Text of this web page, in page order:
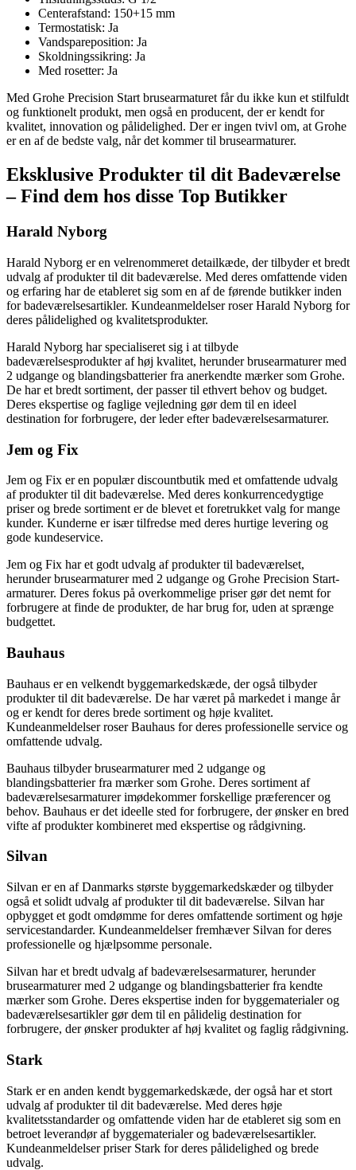
Centerafstand: 150+15 mm
Termostatisk: Ja
Vandspareposition: Ja
Skoldningssikring: Ja
Med rosetter: Ja
Med Grohe Precision Start brusearmaturet får du ikke kun et stilfuldt
og funktionelt produkt, men også en producent, der er kendt for
kvalitet, innovation og pålidelighed. Der er ingen tvivl om, at Grohe
er en af ​​de bedste valg, når det kommer til brusearmaturer.
Eksklusive Produkter til dit Badeværelse
– Find dem hos disse Top Butikker
Harald Nyborg
Harald Nyborg er en velrenommeret detailkæde, der tilbyder et bredt
udvalg af produkter til dit badeværelse. Med deres omfattende viden
og erfaring har de etableret sig som en af de førende butikker inden
for badeværelsesartikler. Kundeanmeldelser roser Harald Nyborg for
deres pålidelighed og kvalitetsprodukter.
Harald Nyborg har specialiseret sig i at tilbyde
badeværelsesprodukter af høj kvalitet, herunder brusearmaturer med
2 udgange og blandingsbatterier fra anerkendte mærker som Grohe.
De har et bredt sortiment, der passer til ethvert behov og budget.
Deres ekspertise og faglige vejledning gør dem til en ideel
destination for forbrugere, der leder efter badeværelsesarmaturer.
Jem og Fix
Jem og Fix er en populær discountbutik med et omfattende udvalg
af produkter til dit badeværelse. Med deres konkurrencedygtige
priser og brede sortiment er de blevet et foretrukket valg for mange
kunder. Kunderne er især tilfredse med deres hurtige levering og
gode kundeservice.
Jem og Fix har et godt udvalg af produkter til badeværelset,
herunder brusearmaturer med 2 udgange og Grohe Precision Start-
armaturer. Deres fokus på overkommelige priser gør det nemt for
forbrugere at finde de produkter, de har brug for, uden at sprænge
budgettet.
Bauhaus
Bauhaus er en velkendt byggemarkedskæde, der også tilbyder
produkter til dit badeværelse. De har været på markedet i mange år
og er kendt for deres brede sortiment og høje kvalitet.
Kundeanmeldelser roser Bauhaus for deres professionelle service og
omfattende udvalg.
Bauhaus tilbyder brusearmaturer med 2 udgange og
blandingsbatterier fra mærker som Grohe. Deres sortiment af
badeværelsesarmaturer imødekommer forskellige præferencer og
behov. Bauhaus er det ideelle sted for forbrugere, der ønsker en bred
vifte af produkter kombineret med ekspertise og rådgivning.
Silvan
Silvan er en af Danmarks største byggemarkedskæder og tilbyder
også et solidt udvalg af produkter til dit badeværelse. Silvan har
opbygget et godt omdømme for deres omfattende sortiment og høje
servicestandarder. Kundeanmeldelser fremhæver Silvan for deres
professionelle og hjælpsomme personale.
Silvan har et bredt udvalg af badeværelsesarmaturer, herunder
brusearmaturer med 2 udgange og blandingsbatterier fra kendte
mærker som Grohe. Deres ekspertise inden for byggematerialer og
badeværelsesartikler gør dem til en pålidelig destination for
forbrugere, der ønsker produkter af høj kvalitet og faglig rådgivning.
Stark
Stark er en anden kendt byggemarkedskæde, der også har et stort
udvalg af produkter til dit badeværelse. Med deres høje
kvalitetsstandarder og omfattende viden har de etableret sig som en
betroet leverandør af byggematerialer og badeværelsesartikler.
Kundeanmeldelser priser Stark for deres pålidelighed og brede
udvalg.